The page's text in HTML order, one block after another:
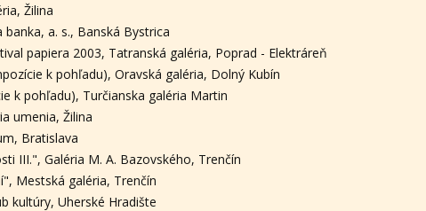
Žilina
a. s., Banská Bystrica
papiera 2003, Tatranská galéria, Poprad - Elektráreň
k pohľadu), Oravská galéria, Dolný Kubín
k pohľadu), Turčianska galéria Martin
umenia, Žilina
Bratislava
III.", Galéria M. A. Bazovského, Trenčín
Mestská galéria, Trenčín
kultúry, Uherské Hradište